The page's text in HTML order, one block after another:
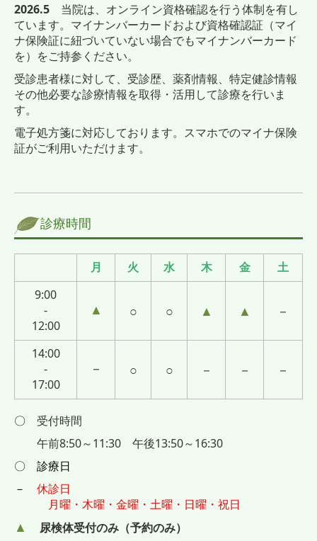
2026.5 当院は、オンライン資格確認を行う体制を有し
ています。マイナンバーカードおよび資格確認証 （マイ
ナ保険証に紐づいていない場合でもマイナンバーカード
を）をご持参ください。
受診患者様に対して、受診歴、薬剤情報、特定健診情報
その他必要な診療情報を取得・活用して診療を行いま
す。
電子処方箋に対応しております。スマホでのマイナ保険
証がご利用いただけます。
診療時間
月 火 水 木 金
土
9:00
-
12:00
▲ ○ ○ ▲ ▲ －
14:00
-
17:00
－ ○ ○ － － －
〇 受付時間
午前8:50～11:30 午後13:50～16:30
〇 診療日
－
休診日
月曜・木曜・金曜・土曜・日曜・祝日
▲ 尿検体受付のみ（予約のみ）